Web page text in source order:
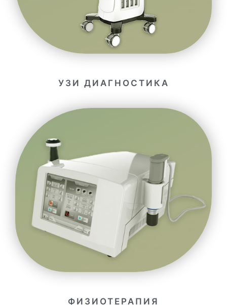
УЗИ ДИАГНОСТИКА
ФИЗИОТЕРАПИЯ